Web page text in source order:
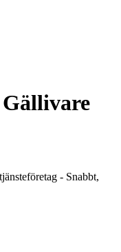
- Snabbt,